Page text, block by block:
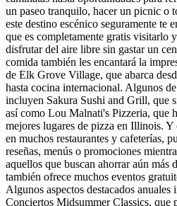
un paseo tranquilo, hacer un picnic o
este destino escénico seguramente te
que es completamente gratis visitarlo
disfrutar del aire libre sin gastar un
comida también les encantará la
de Elk Grove Village, que abarca
hasta cocina internacional. Algunos
incluyen Sakura Sushi and Grill, que
así como Lou Malnati's Pizzeria, que
mejores lugares de pizza en Illinois.
en muchos restaurantes y cafeterías,
reseñas, menús o promociones
aquellos que buscan ahorrar aún
también ofrece muchos eventos
Algunos aspectos destacados anuales
Conciertos Midsummer Classics, que